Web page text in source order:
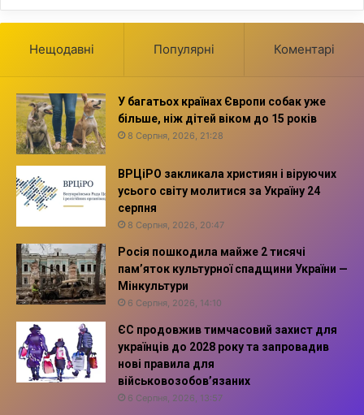
Нещодавні Популярні Коментарі
У багатьох країнах Європи собак уже
більше, ніж дітей віком до 15 років
8 Серпня, 2026, 21:28
ВРЦіРО закликала християн і віруючих
усього світу молитися за Україну 24
серпня
8 Серпня, 2026, 20:47
Росія пошкодила майже 2 тисячі
пам’яток культурної спадщини України —
Мінкультури
6 Серпня, 2026, 14:10
ЄС продовжив тимчасовий захист для
українців до 2028 року та запровадив
нові правила для
військовозобов’язаних
6 Серпня, 2026, 13:57